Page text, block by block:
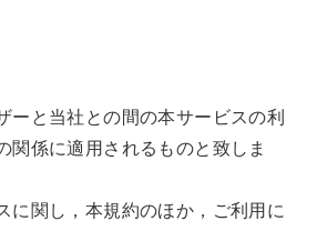
ーと当社との間の本サービスの利
関係に適用されるものと致しま
に関し，本規約のほか，ご利用に